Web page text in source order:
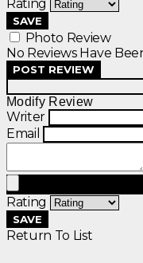
Rating
SAVE
Photo Review
No Reviews Have
POST REVIEW
Modify Review
Writer
Email
Rating
SAVE
Return To List